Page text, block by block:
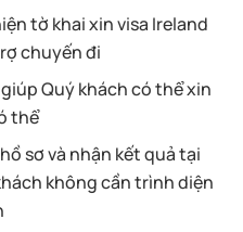
tờ khai xin visa Ireland
chuyến đi
Quý khách có thể xin
thể
sơ và nhận kết quả tại
không cần trình diện